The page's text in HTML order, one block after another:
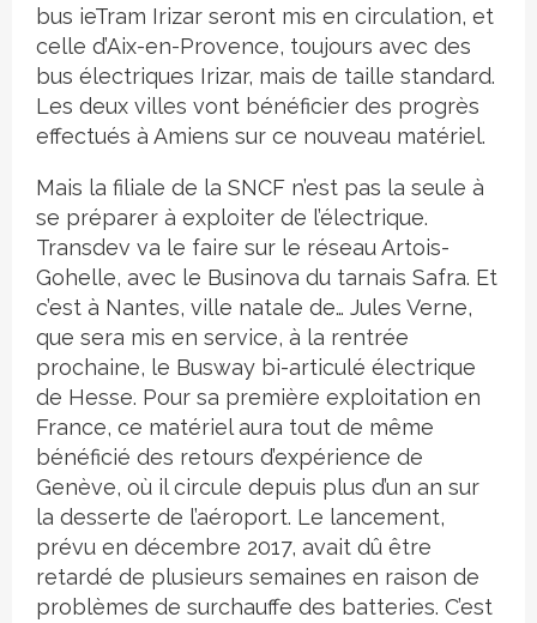
bus ieTram Irizar seront mis en circulation, et
celle d’Aix-en-Provence, toujours avec des
bus électriques Irizar, mais de taille standard.
Les deux villes vont bénéficier des progrès
effectués à Amiens sur ce nouveau matériel.
Mais la filiale de la SNCF n’est pas la seule à
se préparer à exploiter de l’électrique.
Transdev va le faire sur le réseau Artois-
Gohelle, avec le Businova du tarnais Safra. Et
c’est à Nantes, ville natale de… Jules Verne,
que sera mis en service, à la rentrée
prochaine, le Busway bi-articulé électrique
de Hesse. Pour sa première exploitation en
France, ce matériel aura tout de même
bénéficié des retours d’expérience de
Genève, où il circule depuis plus d’un an sur
la desserte de l’aéroport. Le lancement,
prévu en décembre 2017, avait dû être
retardé de plusieurs semaines en raison de
problèmes de surchauffe des batteries. C’est